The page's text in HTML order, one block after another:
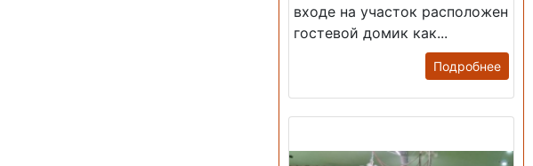
входе на участок расположен
гостевой домик как...
Подробнее